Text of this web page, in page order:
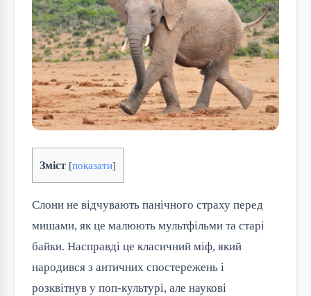
Зміст [показати]
Слони не відчувають панічного страху перед
мишами, як це малюють мультфільми та старі
байки. Насправді це класичний міф, який
народився з античних спостережень і
розквітнув у поп-культурі, але наукові